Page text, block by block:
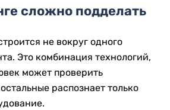
сложно подделать
не вокруг одного
Это комбинация технологий,
может проверить
распознает только